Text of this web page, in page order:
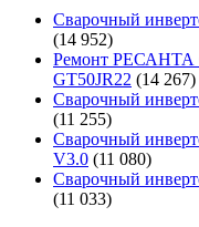
Сварочный
(14 952)
Ремонт РЕСАНТА
GT50JR22 (14 267)
Сварочный
(11 255)
Сварочный
V3.0 (11 080)
Сварочный
(11 033)